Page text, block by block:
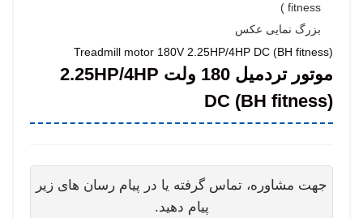
0
تومان
بزرگ نمایی عکس
Treadmill motor 180V 2.25HP/4HP DC (BH fitness)
موتور تردمیل 180 ولت 2.25HP/4HP
DC (BH fitness)
جهت مشاوره، تماس گرفته یا در پیام رسان های زیر
پیام دهید.